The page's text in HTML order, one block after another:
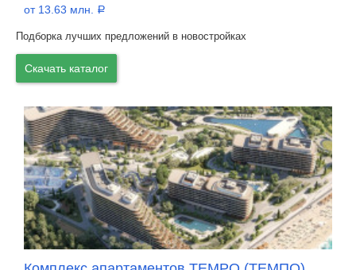
от 13.63 млн. a
Подборка лучших предложений в новостройках
Скачать каталог